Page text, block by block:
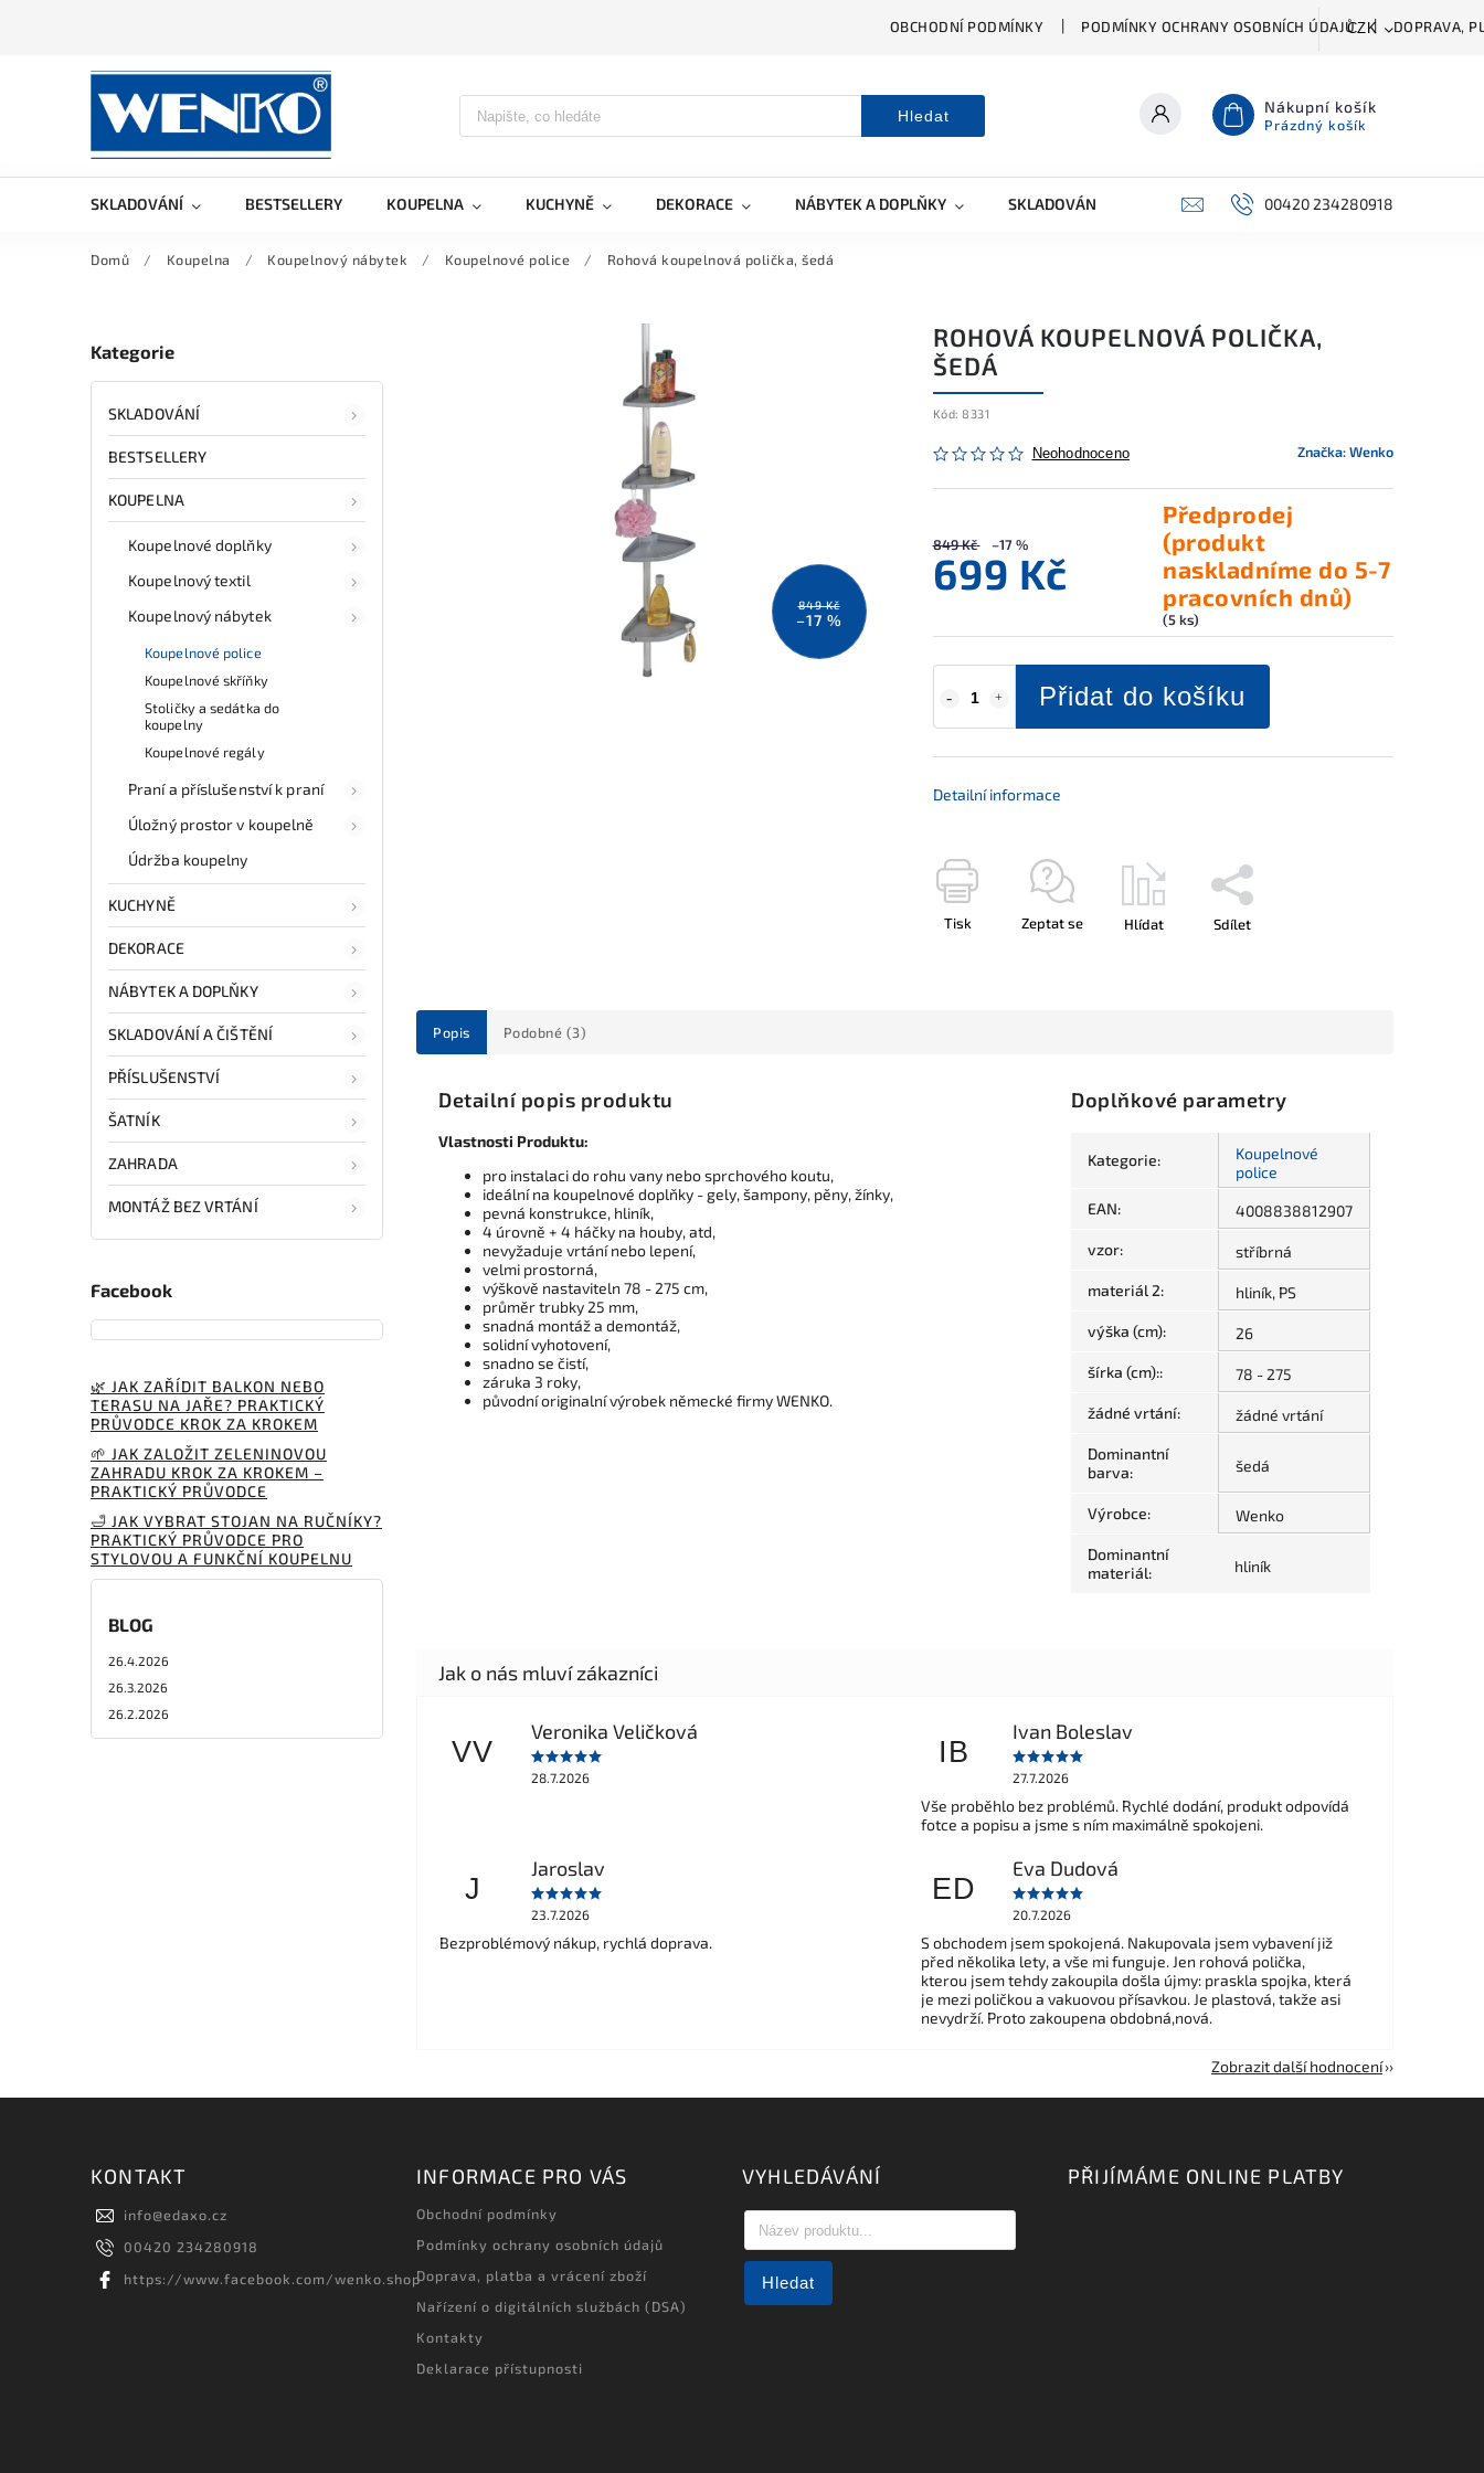
OBCHODNÍ PODMÍNKY PODMÍNKY OCHRANY OSOBNÍCH ÚDAJŮ DOPRAVA,
CZK
Hledat Nákupní košík
Prázdný košík
SKLADOVÁNÍ BESTSELLERY KOUPELNA KUCHYNĚ DEKORACE NÁBYTEK A DOPLŇKY SKLADOVÁNÍ A ČIŠTĚNÍ PŘÍSLUŠENSTVÍ
00420 234280918
Domů / Koupelna / Koupelnový nábytek / Koupelnové police / Rohová koupelnová polička, šedá
Kategorie
SKLADOVÁNÍ
BESTSELLERY
KOUPELNA
Koupelnové doplňky
Koupelnový textil
Koupelnový nábytek
Koupelnové police
Koupelnové skříňky
Stoličky a sedátka do
koupelny
Koupelnové regály
Praní a příslušenství k praní
Úložný prostor v koupelně
Údržba koupelny
KUCHYNĚ
DEKORACE
NÁBYTEK A DOPLŇKY
SKLADOVÁNÍ A ČIŠTĚNÍ
PŘÍSLUŠENSTVÍ
ŠATNÍK
ZAHRADA
MONTÁŽ BEZ VRTÁNÍ
Facebook
🌿 JAK ZAŘÍDIT BALKON NEBO
TERASU NA JAŘE? PRAKTICKÝ
PRŮVODCE KROK ZA KROKEM
🌱 JAK ZALOŽIT ZELENINOVOU
ZAHRADU KROK ZA KROKEM –
PRAKTICKÝ PRŮVODCE
🛁 JAK VYBRAT STOJAN NA RUČNÍKY?
PRAKTICKÝ PRŮVODCE PRO
STYLOVOU A FUNKČNÍ KOUPELNU
BLOG
26.4.2026
26.3.2026
26.2.2026
849 Kč
–17 %
ROHOVÁ KOUPELNOVÁ POLIČKA,
ŠEDÁ
Kód: 8331
Neohodnoceno Značka:Wenko
849 Kč –17 %
699 Kč
Předprodej
(produkt
naskladníme do 5-7
pracovních dnů)
(5 ks)
Přidat do košíku
Detailní informace
Tisk Zeptat se Hlídat Sdílet
Popis Podobné (3)
Detailní popis produktu
Vlastnosti Produktu:
pro instalaci do rohu vany nebo sprchového koutu,
ideální na koupelnové doplňky - gely, šampony, pěny, žínky,
pevná konstrukce, hliník,
4 úrovně + 4 háčky na houby, atd,
nevyžaduje vrtání nebo lepení,
velmi prostorná,
výškově nastaviteln 78 - 275 cm,
průměr trubky 25 mm,
snadná montáž a demontáž,
solidní vyhotovení,
snadno se čistí,
záruka 3 roky,
původní originalní výrobek německé firmy WENKO.
Doplňkové parametry
Kategorie:
Koupelnové
police
EAN: 4008838812907
vzor: stříbrná
materiál 2: hliník, PS
výška (cm): 26
šírka (cm):: 78 - 275
žádné vrtání: žádné vrtání
Dominantní
barva: šedá
Výrobce: Wenko
Dominantní
materiál: hliník
VV
Veronika Veličková
28.7.2026
IB
Ivan Boleslav
27.7.2026
Vše proběhlo bez problémů. Rychlé dodání, produkt odpovídá
fotce a popisu a jsme s ním maximálně spokojeni.
J
Jaroslav
23.7.2026
Bezproblémový nákup, rychlá doprava.
ED
Eva Dudová
20.7.2026
S obchodem jsem spokojená. Nakupovala jsem vybavení již
před několika lety, a vše mi funguje. Jen rohová polička,
kterou jsem tehdy zakoupila došla újmy: praskla spojka, která
je mezi poličkou a vakuovou přísavkou. Je plastová, takže asi
nevydrží. Proto zakoupena obdobná,nová.
Zobrazit další hodnocení
KONTAKT
info@edaxo.cz
00420 234280918
https://www.facebook.com/wenko.shop
INFORMACE PRO VÁS
Obchodní podmínky
Podmínky ochrany osobních údajů
Doprava, platba a vrácení zboží
Nařízení o digitálních službách (DSA)
Kontakty
Deklarace přístupnosti
VYHLEDÁVÁNÍ
Hledat
PŘIJÍMÁME ONLINE PLATBY